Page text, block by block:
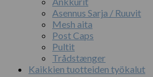
Asennus Sarja / Ruuvit
Mesh aita
Post Caps
Pultit
Trådstænger
Kaikkien tuotteiden työkalut